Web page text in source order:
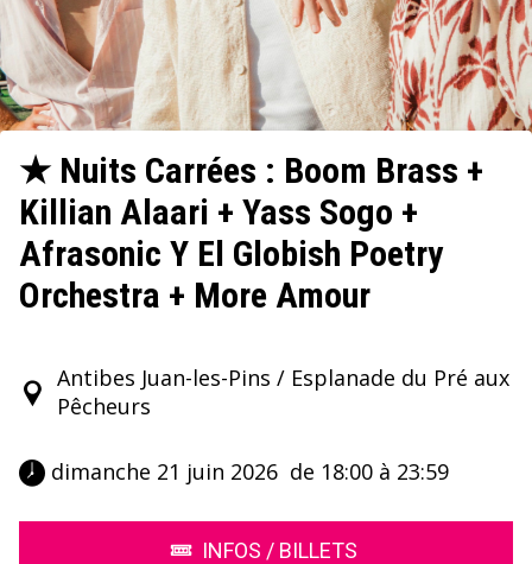
★ Nuits Carrées : Boom Brass +
Killian Alaari + Yass Sogo +
Afrasonic Y El Globish Poetry
Orchestra + More Amour
Antibes Juan-les-Pins / Esplanade du Pré aux
Pêcheurs
dimanche 21 juin 2026  de 18:00 à 23:59
INFOS / BILLETS